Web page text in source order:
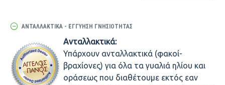
ΑΝΤΑΛΛΑΚΤΙΚΆ - ΕΓΓΎΗΣΗ ΓΝΗΣΙΌΤΗΤΑΣ
Ανταλλακτικά:
Υπάρχουν ανταλλακτικά (φακοί-
βραχίονες) για όλα τα γυαλιά ηλίου και
οράσεως που διαθέτουμε εκτός εαν